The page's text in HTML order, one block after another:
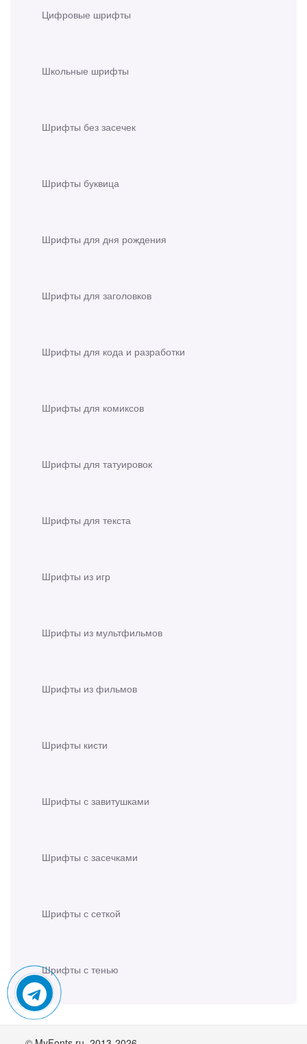
Цифровые шрифты
Школьные шрифты
Шрифты без засечек
Шрифты буквица
Шрифты для дня рождения
Шрифты для заголовков
Шрифты для кода и разработки
Шрифты для комиксов
Шрифты для татуировок
Шрифты для текста
Шрифты из игр
Шрифты из мультфильмов
Шрифты из фильмов
Шрифты кисти
Шрифты с завитушками
Шрифты с засечками
Шрифты с сеткой
Шрифты с тенью